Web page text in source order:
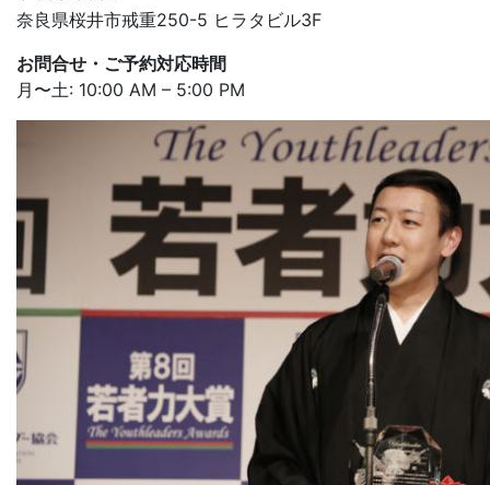
奈良県桜井市戒重250-5 ヒラタビル3F
お問合せ・ご予約対応時間
月〜土: 10:00 AM – 5:00 PM